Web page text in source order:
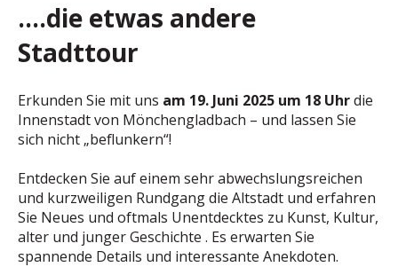
....die etwas andere
Stadttour
Erkunden Sie mit uns am 19. Juni 2025 um 18 Uhrdie
Innenstadt von Mönchengladbach – und lassen Sie
sich nicht „beflunkern“!
Entdecken Sie auf einem sehr abwechslungsreichen
und kurzweiligen Rundgang die Altstadt und erfahren
Sie Neues und oftmals Unentdecktes zu Kunst, Kultur,
alter und junger Geschichte . Es erwarten Sie
spannende Details und interessante Anekdoten.